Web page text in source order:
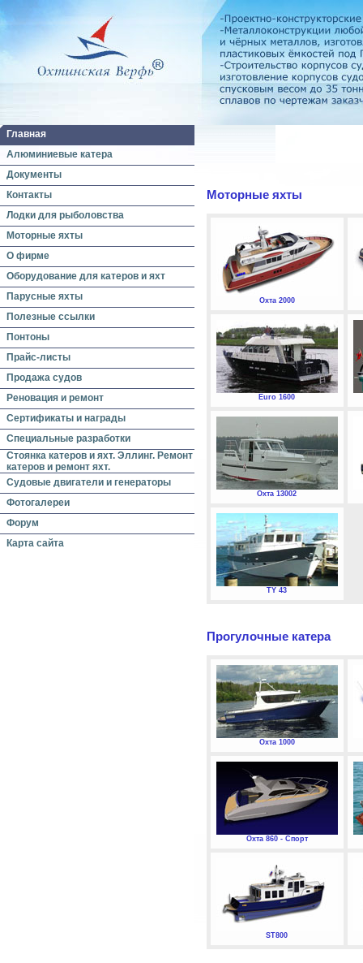
Главная
Алюминиевые катера
Документы
Контакты
Лодки для рыболовства
Моторные яхты
О фирме
Оборудование для катеров и яхт
Парусные яхты
Полезные ссылки
Понтоны
Прайс-листы
Продажа судов
Реновация и ремонт
Сертификаты и награды
Специальные разработки
Стоянка катеров и яхт. Эллинг. Ремонт
катеров и ремонт яхт.
Судовые двигатели и генераторы
Фотогалереи
Форум
Карта сайта
Моторные яхты
Охта 2000
Euro 1600
Охта 13002
TY 43
Прогулочные катера
Охта 1000
Охта 860 - Спорт
ST800